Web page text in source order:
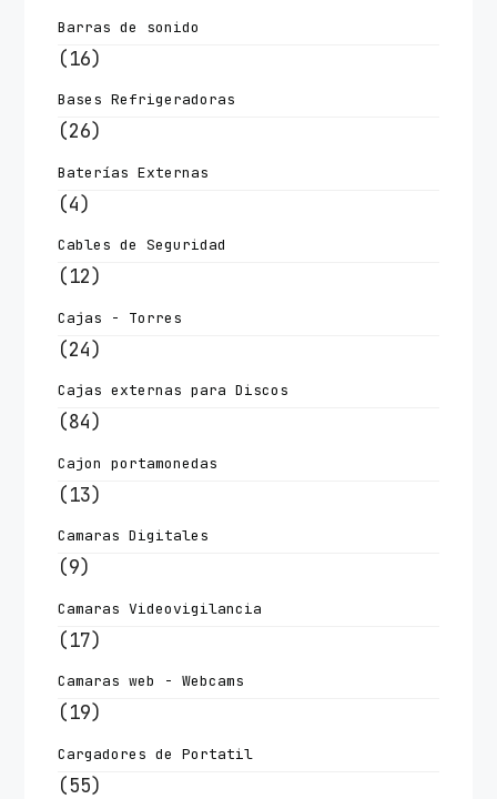
Barras de sonido
(16)
Bases Refrigeradoras
(26)
Baterías Externas
(4)
Cables de Seguridad
(12)
Cajas - Torres
(24)
Cajas externas para Discos
(84)
Cajon portamonedas
(13)
Camaras Digitales
(9)
Camaras Videovigilancia
(17)
Camaras web - Webcams
(19)
Cargadores de Portatil
(55)